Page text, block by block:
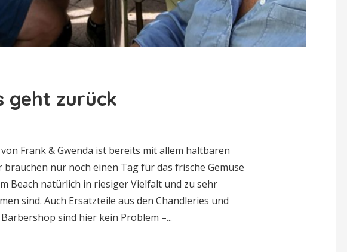
geht zurück
Frank & Gwenda ist bereits mit allem haltbaren
nur noch einen Tag für das frische Gemüse
Beach natürlich in riesiger Vielfalt und zu sehr
sind. Auch Ersatzteile aus den Chandleries und
sind hier kein Problem –...